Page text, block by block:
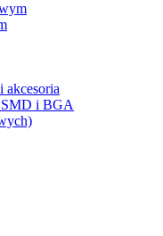
SMD i BGA